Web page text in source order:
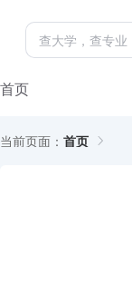
首页
当前页面： 首页